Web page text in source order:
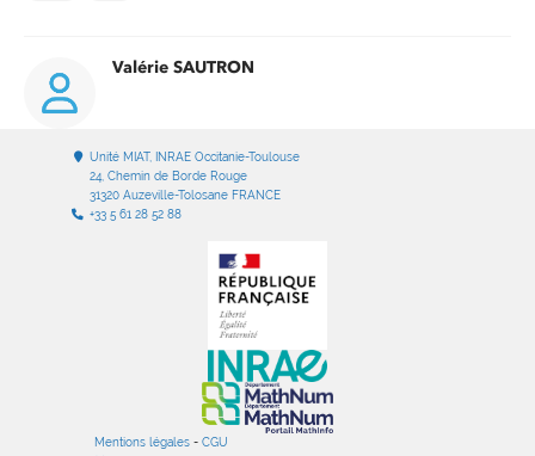
Valérie SAUTRON
Unité MIAT, INRAE Occitanie-Toulouse
24, Chemin de Borde Rouge
31320 Auzeville-Tolosane FRANCE
+33 5 61 28 52 88
Mentions légales- CGU